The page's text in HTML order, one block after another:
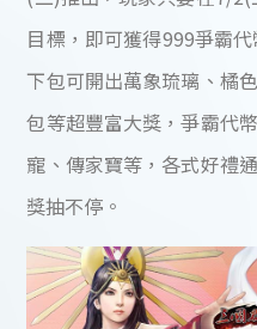
目標，即可獲得999爭霸
下包可開出萬象琉璃、橘
包等超豐富大獎，爭霸代
寵、傳家寶等，各式好禮
獎抽不停。